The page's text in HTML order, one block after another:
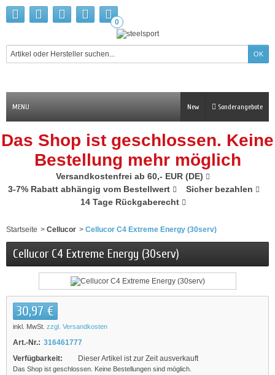
0
MENU Sonderangebote
New
Das Shop ist geschlossen. Keine
Bestellung mehr möglich
Versandkostenfrei ab 60,- EUR (DE)
3-7% Rabatt abhängig vom Bestellwert
Sicher bezahlen
14 Tage Rückgaberecht
Startseite > Cellucor > Cellucor C4 Extreme Energy (30serv)
Cellucor C4 Extreme Energy (30serv)
30,97 €
inkl. MwSt. zzgl. Versandkosten
Art.-Nr.: 316461777
Verfügbarkeit:
Dieser Artikel ist zur Zeit ausverkauft
Das Shop ist geschlossen. Keine Bestellungen sind möglich.